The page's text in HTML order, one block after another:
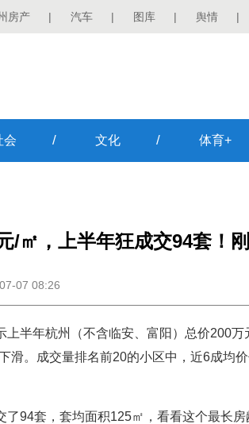
房产 | 汽车 | 图库 | 舆情 |
会 / 文化 / 体育+
/㎡，上半年狂成交94套！
07 08:26
半年杭州（不含临安、富阳）总价200万
滑。成交量排名前20的小区中，近6成均
94套，套均面积125㎡，看看这个最长房